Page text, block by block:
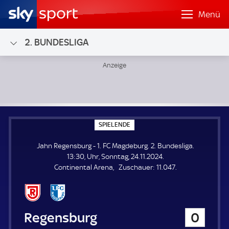
Menü
2. BUNDESLIGA
SPIELENDE
P
E
L
E
N
Jahn Regensburg - 1. FC Magdeburg. 2. Bundesliga.
13:30, Uhr, Sonntag, 24.11.2024.
Continental Arena
Zuschauer: Z
11.047.
Jahn Regensburg
0